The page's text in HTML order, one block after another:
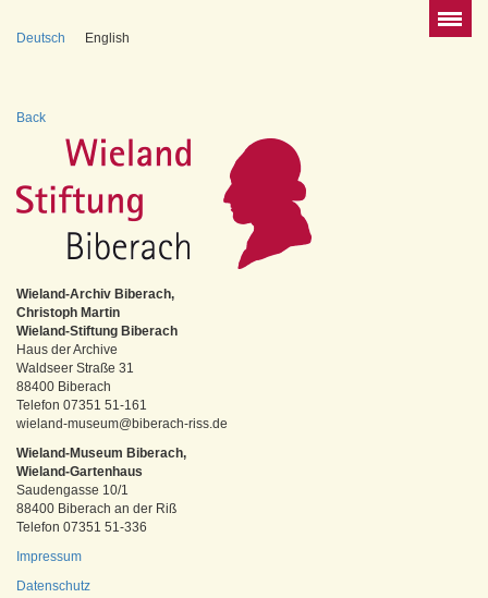
Deutsch English
Back
Wieland-Archiv Biberach,
Christoph Martin
Wieland-Stiftung Biberach
Haus der Archive
Waldseer Straße 31
88400 Biberach
Telefon 07351 51-161
wieland-museum@biberach-riss.de
Wieland-Museum Biberach,
Wieland-Gartenhaus
Saudengasse 10/1
88400 Biberach an der Riß
Telefon 07351 51-336
Impressum
Datenschutz